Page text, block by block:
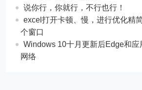
说你行，你就行，不行也行！
excel打开卡顿、慢，进行优化精
个窗口
Windows 10十月更新后Edge和应
网络